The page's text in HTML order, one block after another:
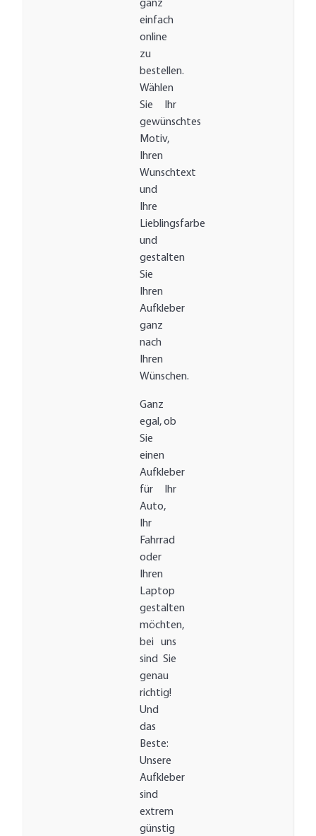
ganz
einfach
online
zu
bestellen.
Wählen
Sie Ihr
gewünschtes
Motiv,
Ihren
Wunschtext
und
Ihre
Lieblingsfarbe
und
gestalten
Sie
Ihren
Aufkleber
ganz
nach
Ihren
Wünschen.
Ganz
egal, ob
Sie
einen
Aufkleber
für Ihr
Auto,
Ihr
Fahrrad
oder
Ihren
Laptop
gestalten
möchten,
bei uns
sind Sie
genau
richtig!
Und
das
Beste:
Unsere
Aufkleber
sind
extrem
günstig